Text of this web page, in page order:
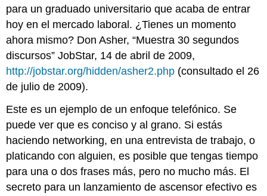
para un graduado universitario que acaba de entrar
hoy en el mercado laboral. ¿Tienes un momento
ahora mismo? Don Asher, “Muestra 30 segundos
discursos” JobStar, 14 de abril de 2009,
http://jobstar.org/hidden/asher2.php (consultado el 26
de julio de 2009).
Este es un ejemplo de un enfoque telefónico. Se
puede ver que es conciso y al grano. Si estás
haciendo networking, en una entrevista de trabajo, o
platicando con alguien, es posible que tengas tiempo
para una o dos frases más, pero no mucho más. El
secreto para un lanzamiento de ascensor efectivo es